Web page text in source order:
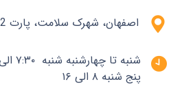
اصفهان، شهرک سلامت، پارت 2، طبقه منفی 2
شنبه تا چهارشنبه شنبه ۷:۳۰ الی ۲۱
پنج شنبه ۸ الی ۱۶